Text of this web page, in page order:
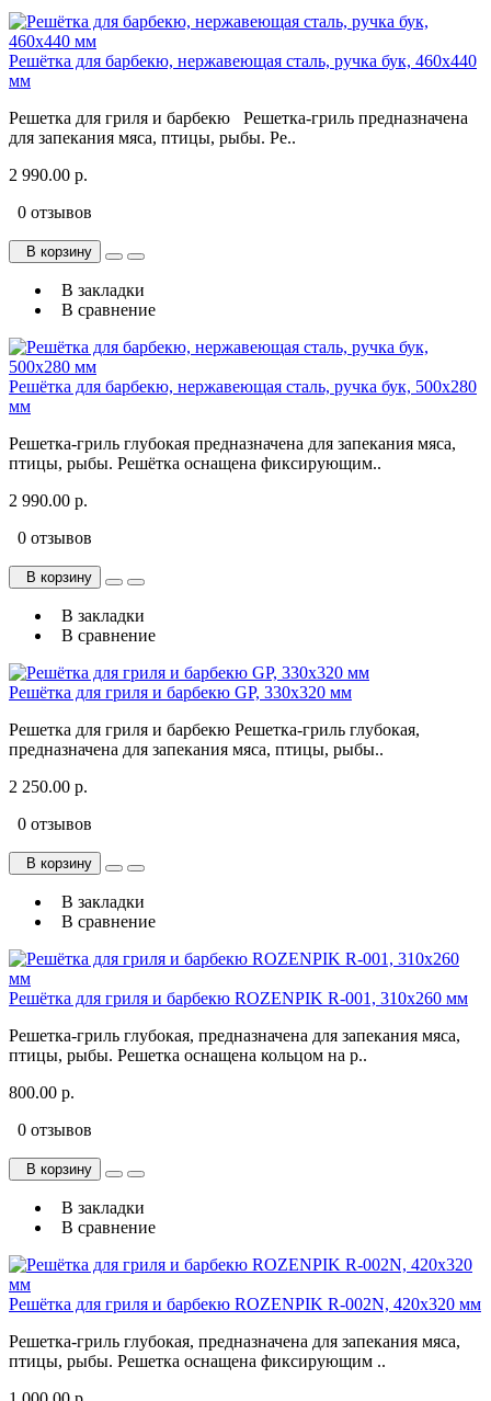
Решётка для барбекю, нержавеющая сталь, ручка бук, 460х440
мм
Решетка для гриля и барбекю Решетка-гриль предназначена
для запекания мяса, птицы, рыбы. Ре..
2 990.00 р.
0 отзывов
В корзину
В закладки
В сравнение
Решётка для барбекю, нержавеющая сталь, ручка бук, 500х280
мм
Рeшeткa-гpиль глубокая предназначена для запекания мяса,
птицы, рыбы. Решётка оснащена фиксирующим..
2 990.00 р.
0 отзывов
В корзину
В закладки
В сравнение
Решётка для гриля и барбекю GP, 330х320 мм
Решетка для гриля и барбекю Решетка-гриль глубокая,
предназначена для запекания мяса, птицы, рыбы..
2 250.00 р.
0 отзывов
В корзину
В закладки
В сравнение
Решётка для гриля и барбекю ROZENPIK R-001, 310х260 мм
Решетка-гриль глубокая, предназначена для запекания мяса,
птицы, рыбы. Решетка оснащена кольцом на р..
800.00 р.
0 отзывов
В корзину
В закладки
В сравнение
Решётка для гриля и барбекю ROZENPIK R-002N, 420х320 мм
Решетка-гриль глубокая, предназначена для запекания мяса,
птицы, рыбы. Решетка оснащена фиксирующим ..